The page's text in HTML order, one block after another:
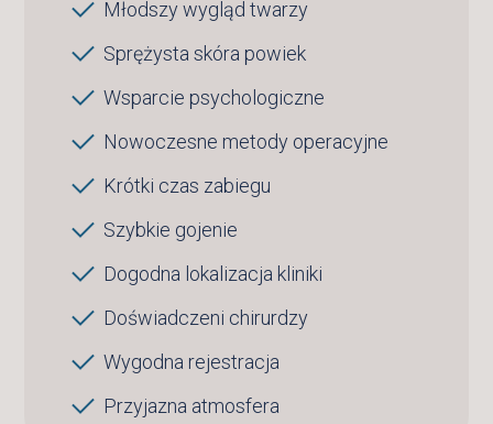
Młodszy wygląd twarzy
Sprężysta skóra powiek
Wsparcie psychologiczne
Nowoczesne metody operacyjne
Krótki czas zabiegu
Szybkie gojenie
Dogodna lokalizacja kliniki
Doświadczeni chirurdzy
Wygodna rejestracja
Przyjazna atmosfera